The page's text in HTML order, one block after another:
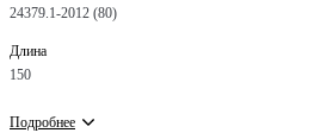
24379.1-2012 (80)
Длина
150
Подробнее